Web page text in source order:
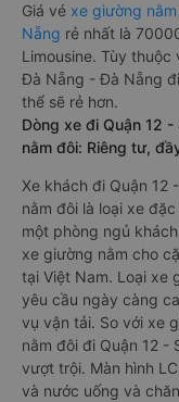
Giá vé xe giường
Nẵng rẻ nhất là
Limousine. Tùy
Đà Nẵng - Đà Nẵng
thể sẽ rẻ hơn.
Dòng xe đi Quận 12
nằm đôi: Riêng tư,
Xe khách đi Quận
nằm đôi là loại xe
một phòng ngủ
xe giường nằm cho
tại Việt Nam. Loại xe
yêu cầu ngày càng
vụ vận tải. So với xe
nằm đôi đi Quận 12 -
vượt trội. Màn hình
và nước uống và